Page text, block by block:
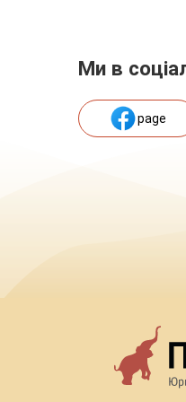
Ми в
page